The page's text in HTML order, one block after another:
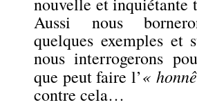
Aussi nous
quelques exemples et
nous interrogerons
que peut faire l’«
contre cela…